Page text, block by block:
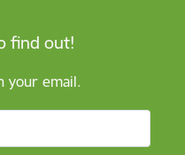
find out!
your email.